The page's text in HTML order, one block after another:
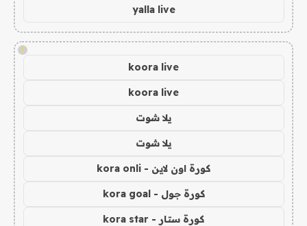
yalla live
!
koora live
koora live
يلا شوت
يلا شوت
كورة اون لاين - kora onli
كورة جول - kora goal
كورة ستار - kora star